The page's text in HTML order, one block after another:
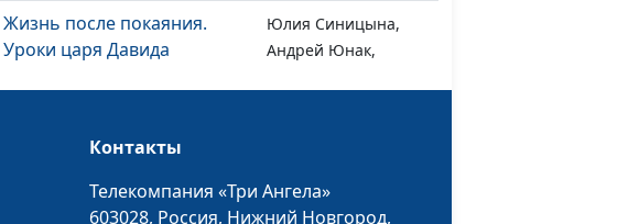
Жизнь после покаяния.
Уроки царя Давида
Юлия Синицына,
Андрей Юнак,
усилия ценит Бог
Поститься, чтобы Бог Юлия Синицына,
Контакты
Телекомпания «Три Ангела»
603028, Россия, Нижний Новгород,